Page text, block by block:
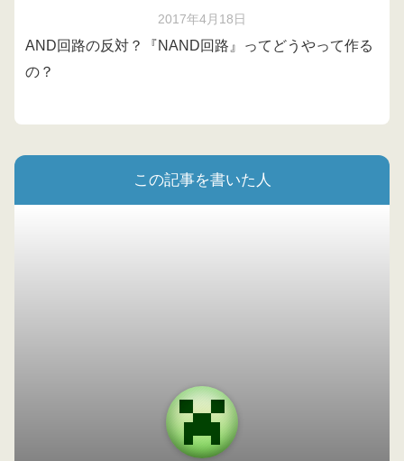
2017年4月18日
AND回路の反対？『NAND回路』ってどうやって作る
の？
この記事を書いた人